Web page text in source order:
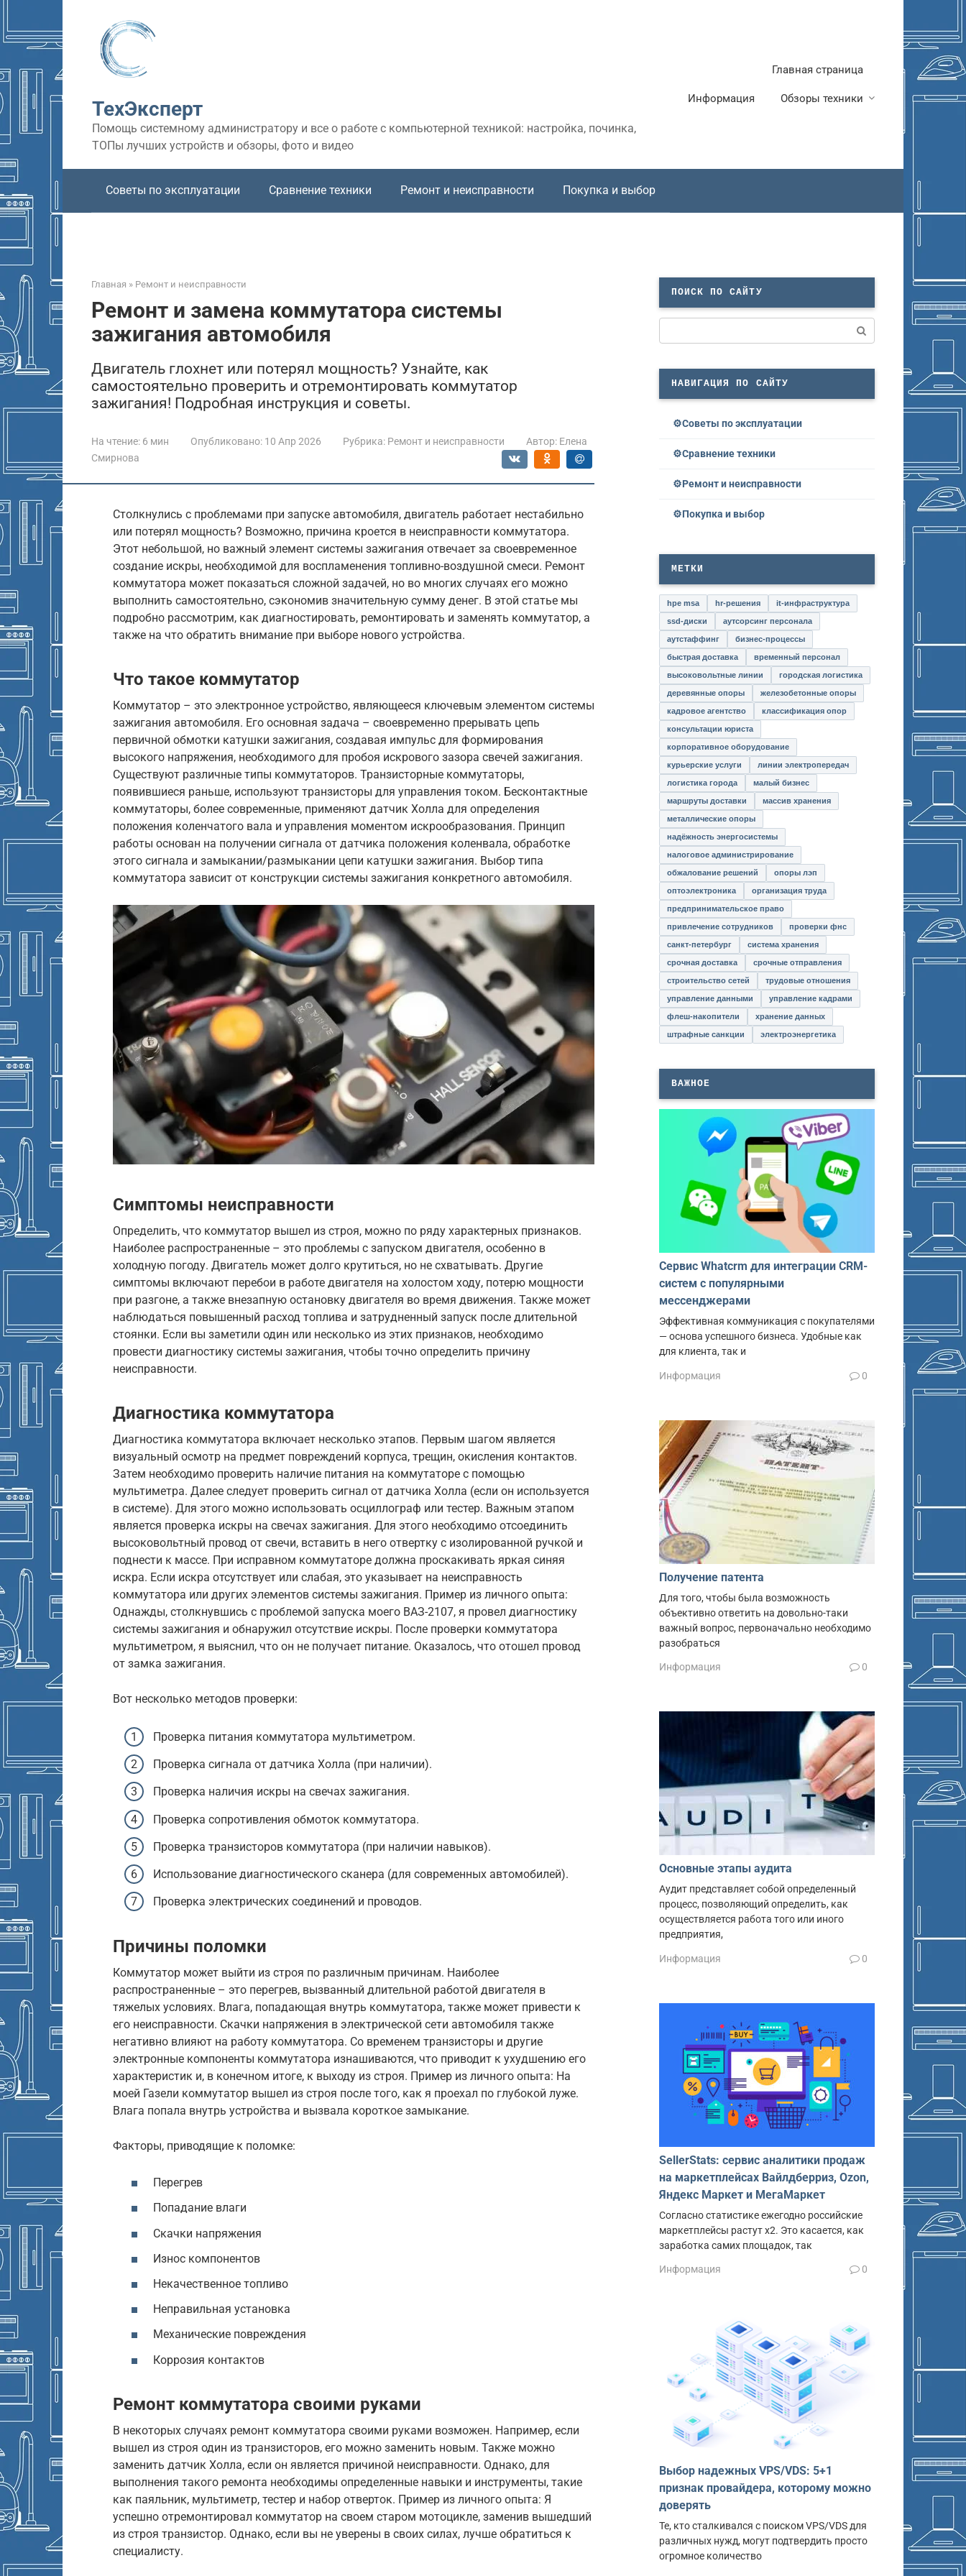
контенту
ТехЭксперт
Помощь системному администратору и все о работе с компьютерной техникой: настройка, починка,
ТОПы лучших устройств и обзоры, фото и видео
Главная страница
Информация Обзоры техники
Советы по эксплуатации Сравнение техники Ремонт и неисправности Покупка и выбор
Главная » Ремонт и неисправности
Ремонт и замена коммутатора системы
зажигания автомобиля
Двигатель глохнет или потерял мощность? Узнайте, как
самостоятельно проверить и отремонтировать коммутатор
зажигания! Подробная инструкция и советы.
На чтение: 6 мин Опубликовано: 10 Апр 2026 Рубрика: Ремонт и неисправности Автор: Елена
Смирнова
Столкнулись с проблемами при запуске автомобиля, двигатель работает нестабильно
или потерял мощность? Возможно, причина кроется в неисправности коммутатора.
Этот небольшой, но важный элемент системы зажигания отвечает за своевременное
создание искры, необходимой для воспламенения топливно-воздушной смеси. Ремонт
коммутатора может показаться сложной задачей, но во многих случаях его можно
выполнить самостоятельно, сэкономив значительную сумму денег. В этой статье мы
подробно рассмотрим, как диагностировать, ремонтировать и заменять коммутатор, а
также на что обратить внимание при выборе нового устройства.
Что такое коммутатор
Коммутатор – это электронное устройство, являющееся ключевым элементом системы
зажигания автомобиля. Его основная задача – своевременно прерывать цепь
первичной обмотки катушки зажигания, создавая импульс для формирования
высокого напряжения, необходимого для пробоя искрового зазора свечей зажигания.
Существуют различные типы коммутаторов. Транзисторные коммутаторы,
появившиеся раньше, используют транзисторы для управления током. Бесконтактные
коммутаторы, более современные, применяют датчик Холла для определения
положения коленчатого вала и управления моментом искрообразования. Принцип
работы основан на получении сигнала от датчика положения коленвала, обработке
этого сигнала и замыкании/размыкании цепи катушки зажигания. Выбор типа
коммутатора зависит от конструкции системы зажигания конкретного автомобиля.
Симптомы неисправности
Определить, что коммутатор вышел из строя, можно по ряду характерных признаков.
Наиболее распространенные – это проблемы с запуском двигателя, особенно в
холодную погоду. Двигатель может долго крутиться, но не схватывать. Другие
симптомы включают перебои в работе двигателя на холостом ходу, потерю мощности
при разгоне, а также внезапную остановку двигателя во время движения. Также может
наблюдаться повышенный расход топлива и затрудненный запуск после длительной
стоянки. Если вы заметили один или несколько из этих признаков, необходимо
провести диагностику системы зажигания, чтобы точно определить причину
неисправности.
Диагностика коммутатора
Диагностика коммутатора включает несколько этапов. Первым шагом является
визуальный осмотр на предмет повреждений корпуса, трещин, окисления контактов.
Затем необходимо проверить наличие питания на коммутаторе с помощью
мультиметра. Далее следует проверить сигнал от датчика Холла (если он используется
в системе). Для этого можно использовать осциллограф или тестер. Важным этапом
является проверка искры на свечах зажигания. Для этого необходимо отсоединить
высоковольтный провод от свечи, вставить в него отвертку с изолированной ручкой и
поднести к массе. При исправном коммутаторе должна проскакивать яркая синяя
искра. Если искра отсутствует или слабая, это указывает на неисправность
коммутатора или других элементов системы зажигания. Пример из личного опыта:
Однажды, столкнувшись с проблемой запуска моего ВАЗ-2107, я провел диагностику
системы зажигания и обнаружил отсутствие искры. После проверки коммутатора
мультиметром, я выяснил, что он не получает питание. Оказалось, что отошел провод
от замка зажигания.
Вот несколько методов проверки:
Проверка питания коммутатора мультиметром.
Проверка сигнала от датчика Холла (при наличии).
Проверка наличия искры на свечах зажигания.
Проверка сопротивления обмоток коммутатора.
Проверка транзисторов коммутатора (при наличии навыков).
Использование диагностического сканера (для современных автомобилей).
Проверка электрических соединений и проводов.
Причины поломки
Коммутатор может выйти из строя по различным причинам. Наиболее
распространенные – это перегрев, вызванный длительной работой двигателя в
тяжелых условиях. Влага, попадающая внутрь коммутатора, также может привести к
его неисправности. Скачки напряжения в электрической сети автомобиля также
негативно влияют на работу коммутатора. Со временем транзисторы и другие
электронные компоненты коммутатора изнашиваются, что приводит к ухудшению его
характеристик и, в конечном итоге, к выходу из строя. Пример из личного опыта: На
моей Газели коммутатор вышел из строя после того, как я проехал по глубокой луже.
Влага попала внутрь устройства и вызвала короткое замыкание.
Факторы, приводящие к поломке:
Перегрев
Попадание влаги
Скачки напряжения
Износ компонентов
Некачественное топливо
Неправильная установка
Механические повреждения
Коррозия контактов
Ремонт коммутатора своими руками
В некоторых случаях ремонт коммутатора своими руками возможен. Например, если
вышел из строя один из транзисторов, его можно заменить новым. Также можно
заменить датчик Холла, если он является причиной неисправности. Однако, для
выполнения такого ремонта необходимы определенные навыки и инструменты, такие
как паяльник, мультиметр, тестер и набор отверток. Пример из личного опыта: Я
успешно отремонтировал коммутатор на своем старом мотоцикле, заменив вышедший
из строя транзистор. Однако, если вы не уверены в своих силах, лучше обратиться к
специалисту.
ПОИСК ПО САЙТУ
НАВИГАЦИЯ ПО САЙТУ
Советы по эксплуатации
Сравнение техники
Ремонт и неисправности
Покупка и выбор
МЕТКИ
hpe msa hr-решения it-инфраструктура
ssd-диски аутсорсинг персонала
аутстаффинг бизнес-процессы
быстрая доставка временный персонал
высоковольтные линии городская логистика
деревянные опоры железобетонные опоры
кадровое агентство классификация опор
консультации юриста
корпоративное оборудование
курьерские услуги линии электропередач
логистика города малый бизнес
маршруты доставки массив хранения
металлические опоры
надёжность энергосистемы
налоговое администрирование
обжалование решений опоры лэп
оптоэлектроника организация труда
предпринимательское право
привлечение сотрудников проверки фнс
санкт-петербург система хранения
срочная доставка срочные отправления
строительство сетей трудовые отношения
управление данными управление кадрами
флеш-накопители хранение данных
штрафные санкции электроэнергетика
ВАЖНОЕ
Сервис Whatcrm для интеграции CRM-
систем с популярными
мессенджерами
Эффективная коммуникация с покупателями
— основа успешного бизнеса. Удобные как
для клиента, так и
Информация 0
Получение патента
Для того, чтобы была возможность
объективно ответить на довольно-таки
важный вопрос, первоначально необходимо
разобраться
Информация 0
Основные этапы аудита
Аудит представляет собой определенный
процесс, позволяющий определить, как
осуществляется работа того или иного
предприятия,
Информация 0
SellerStats: сервис аналитики продаж
на маркетплейсах Вайлдберриз, Ozon,
Яндекс Маркет и МегаМаркет
Согласно статистике ежегодно российские
маркетплейсы растут x2. Это касается, как
заработка самих площадок, так
Информация 0
Выбор надежных VPS/VDS: 5+1
признак провайдера, которому можно
доверять
Те, кто сталкивался с поиском VPS/VDS для
различных нужд, могут подтвердить просто
огромное количество